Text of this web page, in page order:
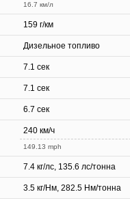
16.7 км/л
159 г/км
Дизельное топливо
7.1 сек
7.1 сек
6.7 сек
240 км/ч
149.13 mph
7.4 кг/лс, 135.6 лс/тонна
3.5 кг/Нм, 282.5 Нм/тонна